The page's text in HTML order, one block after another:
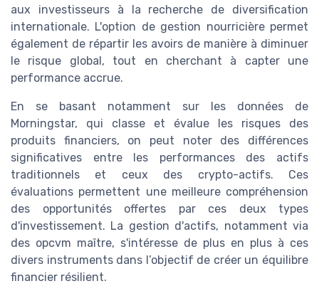
aux investisseurs à la recherche de diversification
internationale. L'option de gestion nourricière permet
également de répartir les avoirs de manière à diminuer
le risque global, tout en cherchant à capter une
performance accrue.
En se basant notamment sur les données de
Morningstar, qui classe et évalue les risques des
produits financiers, on peut noter des différences
significatives entre les performances des actifs
traditionnels et ceux des crypto-actifs. Ces
évaluations permettent une meilleure compréhension
des opportunités offertes par ces deux types
d'investissement. La gestion d'actifs, notamment via
des opcvm maître, s'intéresse de plus en plus à ces
divers instruments dans l’objectif de créer un équilibre
financier résilient.